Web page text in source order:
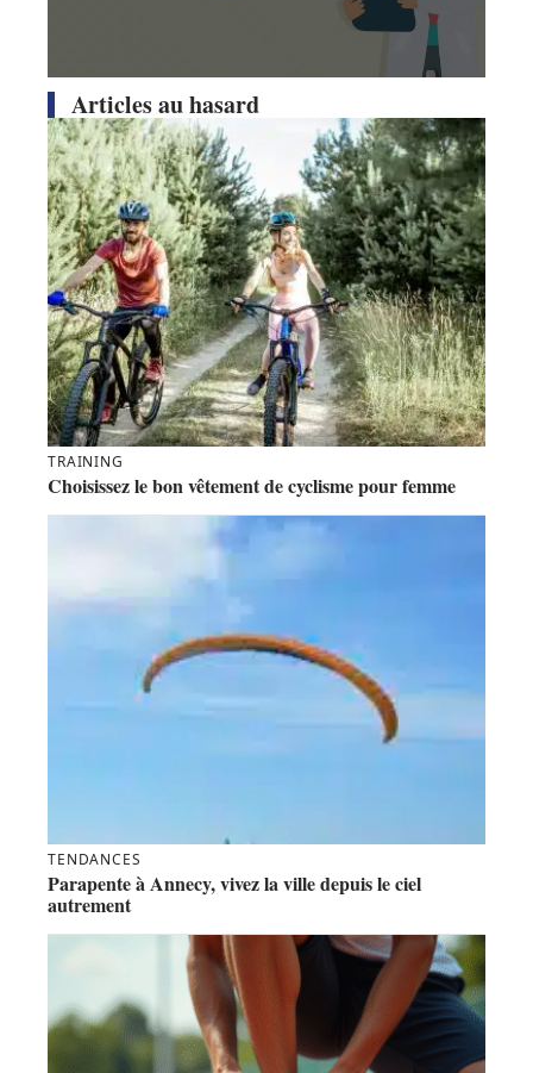
Articles au hasard
TRAINING
Choisissez le bon vêtement de cyclisme pour femme
TENDANCES
Parapente à Annecy, vivez la ville depuis le ciel
autrement